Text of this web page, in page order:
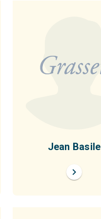
Jean Basile
chevron_right